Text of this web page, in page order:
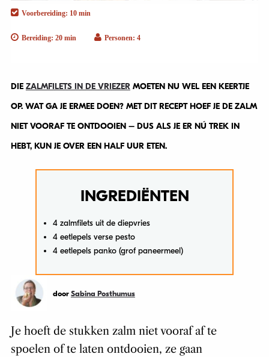
Voorbereiding: 10 min
Bereiding: 20 min Personen: 4
DIE ZALMFILETS IN DE VRIEZERMOETEN NU WEL EEN KEERTJE
OP. WAT GA JE ERMEE DOEN? MET DIT RECEPT HOEF JE DE ZALM
NIET VOORAF TE ONTDOOIEN – DUS ALS JE ER NÚ TREK IN
HEBT, KUN JE OVER EEN HALF UUR ETEN.
INGREDIËNTEN
4 zalmfilets uit de diepvries
4 eetlepels verse pesto
4 eetlepels panko (grof paneermeel)
door Sabina Posthumus
Je hoeft de stukken zalm niet vooraf af te
spoelen of te laten ontdooien, ze gaan